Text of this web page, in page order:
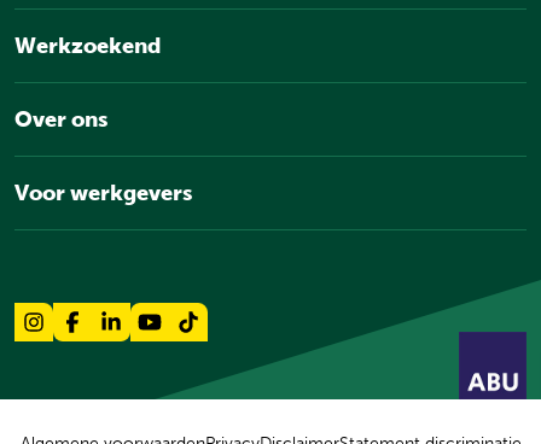
Werkzoekend
Over ons
Voor werkgevers